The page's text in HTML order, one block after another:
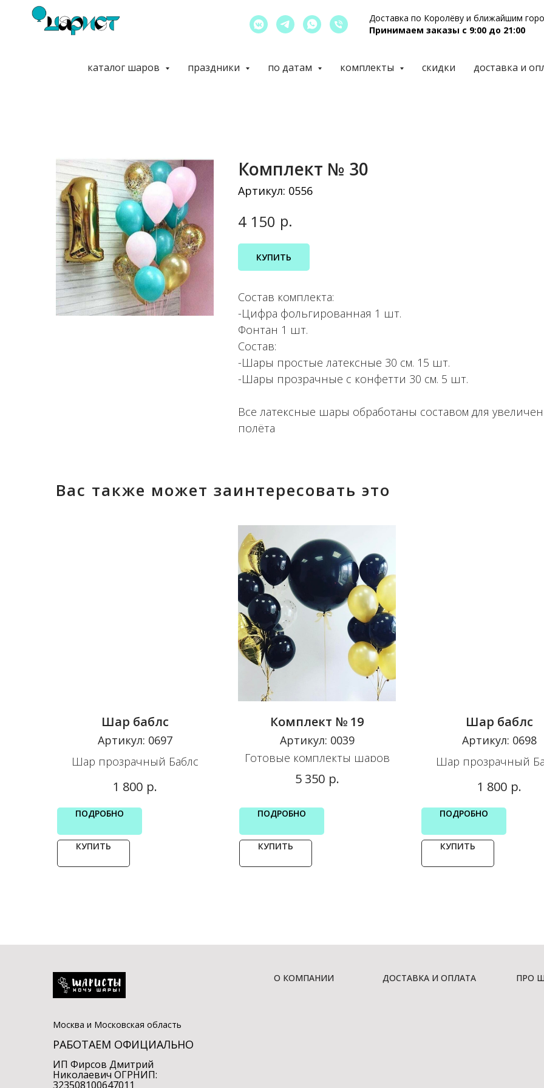
Доставка по Королёву и ближайшим
Принимаем заказы с 9:00 до 21:00
каталог шаров праздники по датам комплекты скидки доставка и
Комплект № 30
Артикул: 0556
4 150 р.
КУПИТЬ
Состав комплекта:
-Цифра фольгированная 1 шт.
Фонтан 1 шт.
Состав:
-Шары простые латексные 30 см. 15 шт.
-Шары прозрачные с конфетти 30 см. 5 шт.
Все латексные шары обработаны составом для
полёта
Вас также может заинтересовать это
Шар баблс
Артикул: 0697
Шар прозрачный Баблс
1 800 р.
ПОДРОБНО
КУПИТЬ
Комплект № 19
Артикул: 0039
Готовые комплекты шаров
5 350 р.
ПОДРОБНО
КУПИТЬ
Шар баблс
Артикул: 0698
Шар прозрачный
1 800 р.
ПОДРОБНО
КУПИТЬ
Москва и Московская область
РАБОТАЕМ ОФИЦИАЛЬНО
ИП Фирсов Дмитрий
Николаевич ОГРНИП:
323508100647011
О КОМПАНИИ ДОСТАВКА И ОПЛАТА ПРО